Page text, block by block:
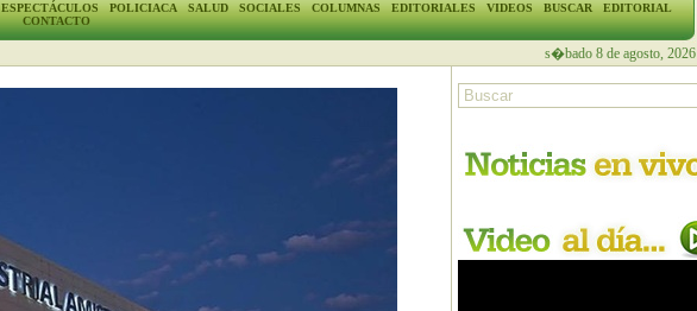
ESPECTÁCULOS POLICIACA SALUD SOCIALES COLUMNAS EDITORIALES VIDEOS BUSCAR
EDITORIAL
CONTACTO
s�bado 8 de agosto, 2026